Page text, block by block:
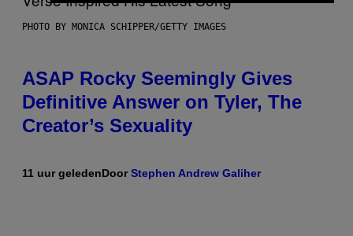
PHOTO BY MONICA SCHIPPER/GETTY IMAGES
ASAP Rocky Seemingly Gives
Definitive Answer on Tyler, The
Creator’s Sexuality
11 uur geledenDoorStephen Andrew Galiher